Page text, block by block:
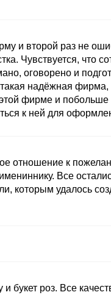
и второй раз не
Чувствуется, что
оговорено и
надёжная
фирме и
к ней для
отношение к
Все
которым удалось
букет роз. Все